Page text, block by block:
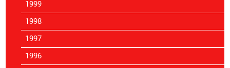
1999
1998
1997
1996